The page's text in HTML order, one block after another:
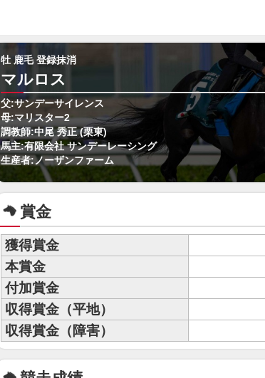
牡 鹿毛 登録抹消
マルロス
父:サンデーサイレンス
母:マリスター2
調教師:中尾 秀正 (栗東)
馬主:有限会社 サンデーレーシング
生産者:ノーザンファーム
賞金
獲得賞金
本賞金
付加賞金
収得賞金（平地）
収得賞金（障害）